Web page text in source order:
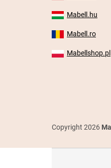
Mabell.hu
Mabell.ro
Mabellshop.pl
Copyright 2026